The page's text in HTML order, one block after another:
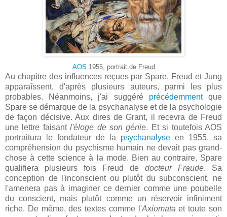
AOS 1955, portrait de Freud
Au chapitre des influences reçues par Spare, Freud et Jung
apparaîssent, d'après plusieurs auteurs, parmi les plus
probables. Néanmoins, j'ai suggéré précédemmentque
Spare se démarque de la psychanalyse et de la psychologie
de façon décisive. Aux dires de Grant, il recevra de Freud
une lettre faisantl'éloge de son génie. Et si toutefois AOS
portraitura le fondateur de la psychanalyse en 1955, sa
compréhension du psychisme humain ne devait pas grand-
chose à cette science à la mode. Bien au contraire, Spare
qualifiera plusieurs fois Freud de docteur Fraude. Sa
conception de l'inconscient ou plutôt du subconscient, ne
l'amenera pas à imaginer ce dernier comme une poubelle
du conscient, mais plutôt comme un réservoir infiniment
riche. De même, des textes comme l'Axiomata et toute son